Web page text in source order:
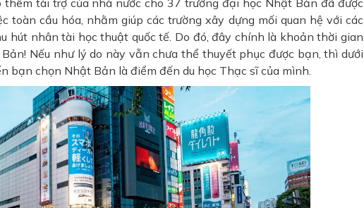
thêm tài trợ của nhà nước cho 37 trường đại học Nhật Bản đã được
toàn cầu hóa, nhằm giúp các trường xây dựng mối quan hệ với các
hút nhân tài học thuật quốc tế. Do đó, đây chính là khoản thời gian
Nếu như lý do này vẫn chưa thể thuyết phục được bạn, thì dưới
bạn chọn Nhật Bản là điểm đến du học Thạc sĩ của mình.